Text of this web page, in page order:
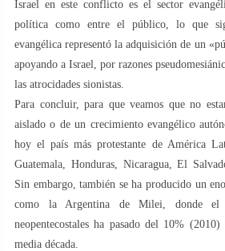
Israel en este conflicto es el sector
política como entre el público, lo que
evangélica representó la adquisición de un
apoyando a Israel, por razones
las atrocidades sionistas.
Para concluir, para que veamos que no
aislado o de un crecimiento evangélico
hoy el país más protestante de América
Guatemala, Honduras, Nicaragua, El
Sin embargo, también se ha producido un
como la Argentina de Milei, donde el
neopentecostales ha pasado del 10%
media década.